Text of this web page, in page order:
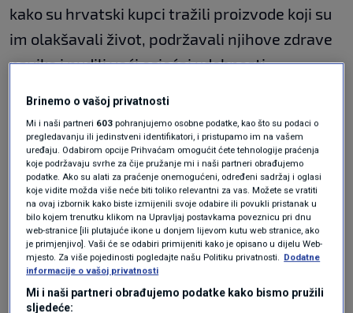
kako su hrvatski kupci tražili proizvode koji su
im olakšavali život, podržavali njihove zdrave
navike i nudili veći osjećaj udobnosti.
stil i luksuz jasno je odražavala njihove osobne
vrijednosti, prenositportal.
Tijekom 2024., interes za praktične i ekološki
prihvatljive proizvode značajno je porastao.
Mali kućanski aparati zabilježili su povećanje
od 6 posto, što ukazuje na potragu za
inovacijama koje pojednostavnjuju
svakodnevne zadatke. Posebno je upečatljiv
Brinemo o vašoj privatnosti
Mi i naši partneri 603 pohranjujemo osobne podatke, kao što su podaci o
pregledavanju ili jedinstveni identifikatori, i pristupamo im na vašem
uređaju. Odabirom opcije Prihvaćam omogućit ćete tehnologije praćenja
koje podržavaju svrhe za čije pružanje mi i naši partneri obrađujemo
podatke. Ako su alati za praćenje onemogućeni, određeni sadržaj i oglasi
koje vidite možda više neće biti toliko relevantni za vas. Možete se vratiti
na ovaj izbornik kako biste izmijenili svoje odabire ili povukli pristanak u
bilo kojem trenutku klikom na Upravljaj postavkama poveznicu pri dnu
web-stranice [ili plutajuće ikone u donjem lijevom kutu web stranice, ako
je primjenjivo]. Vaši će se odabiri primijeniti kako je opisano u dijelu Web-
mjesto. Za više pojedinosti pogledajte našu Politiku privatnosti. Dodatne
informacije o vašoj privatnosti
Mi i naši partneri obrađujemo podatke kako bismo pružili
sljedeće: